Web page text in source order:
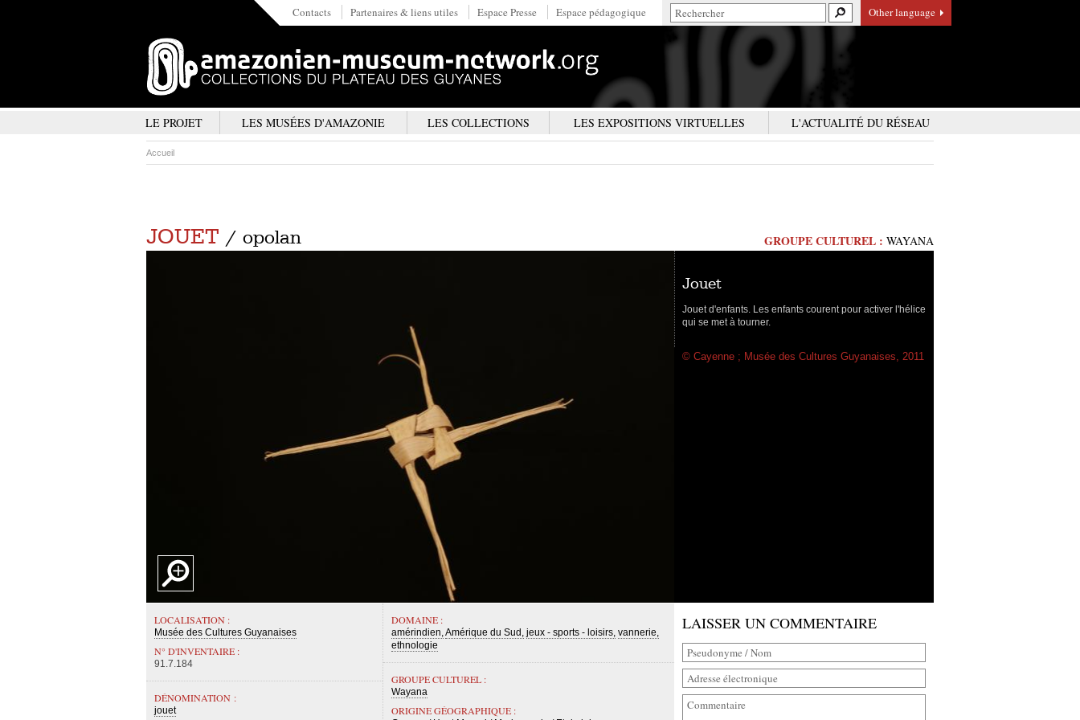
Contacts Partenaires & liens utiles Espace Presse Espace pédagogique Other language
LE PROJET LES MUSÉES D'AMAZONIE LES COLLECTIONS LES EXPOSITIONS VIRTUELLES L'ACTUALITÉ DU RÉSEAU
Accueil
JOUET / opolan GROUPE CULTUREL : WAYANA
jouet
Jouet d'enfants. Les enfants courent pour activer l'hélice
qui se met à tourner.
© Cayenne ; Musée des Cultures Guyanaises, 2011
LOCALISATION :
Musée des Cultures Guyanaises
N° D'INVENTAIRE :
91.7.184
DÉNOMINATION :
jouet
DOMAINE :
amérindien Amérique du Sud jeux - sports - loisirs vannerie
ethnologie
GROUPE CULTUREL :
Wayana
ORIGINE GÉOGRAPHIQUE :
LAISSER UN COMMENTAIRE